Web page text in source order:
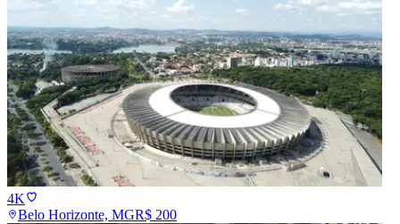
4K
Belo Horizonte, MGR$ 200